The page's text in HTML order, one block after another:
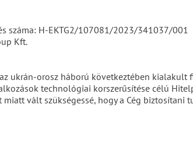
száma: H-EKTG2/107081/2023/341037/001
Kft.
ukrán-orosz háború következtében kialakult
technológiai korszerűsítése célú
vált szükségessé, hogy a Cég